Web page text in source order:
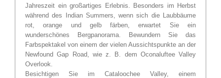
Jahreszeit ein großartiges Erlebnis. Besonders im Herbst
während des Indian Summers, wenn sich die Laubbäume
rot, orange und gelb färben, erwartet Sie ein
wunderschönes Bergpanorama. Bewundern Sie das
Farbspektakel von einem der vielen Aussichtspunkte an der
Newfound Gap Road, wie z. B. dem Oconaluftee Valley
Overlook.
Besichtigen Sie im Cataloochee Valley, einem